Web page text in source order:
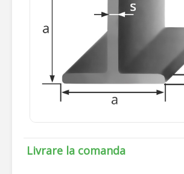
Livrare la comanda